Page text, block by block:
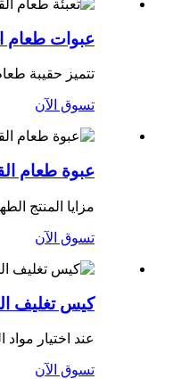
عبوات طعام
تتميز حقيبة
تسوق الآن
عبوة طعام القطط
مزايا المنتج الطهي بالبخار على درجة
تسوق الآن
كيس تغليف
عند اختيار
تسوق الآن